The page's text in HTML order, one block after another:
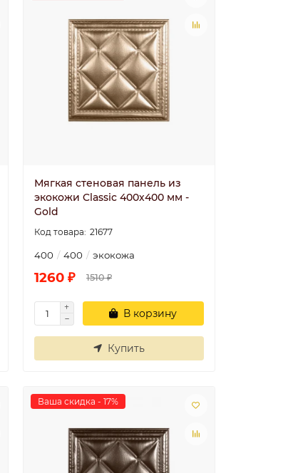
Угол У4 40x40
Угол смотрится
классно, советую..
Николай 30.06.2025
Мягкая стеновая панель из
экокожи Classic 400х400 мм -
Gold
21677
400 400 экокожа
1260 ₽ 1510 ₽
В корзину
Купить
Ваша скидка - 17%